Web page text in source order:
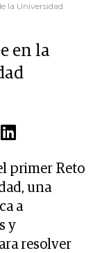
la Universidad
en la
primer Reto
una
a
y
resolver